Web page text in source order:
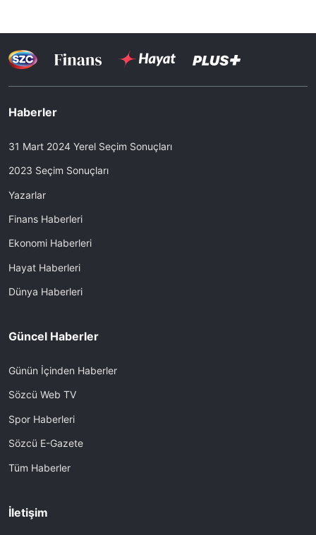
Haberler
31 Mart 2024 Yerel Seçim Sonuçları
2023 Seçim Sonuçları
Yazarlar
Finans Haberleri
Ekonomi Haberleri
Hayat Haberleri
Dünya Haberleri
Güncel Haberler
Günün İçinden Haberler
Sözcü Web TV
Spor Haberleri
Sözcü E-Gazete
Tüm Haberler
İletişim